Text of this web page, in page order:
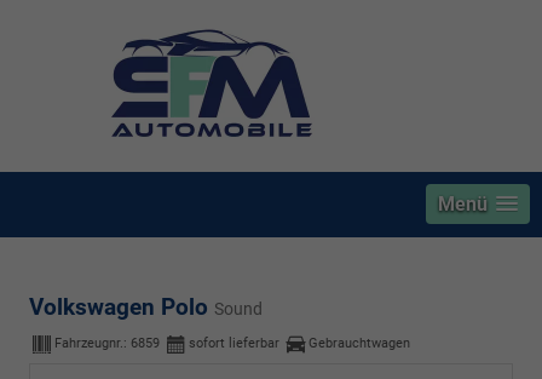
Menü
Volkswagen Polo Sound
Fahrzeugnr.: 6859 sofort lieferbar Gebrauchtwagen